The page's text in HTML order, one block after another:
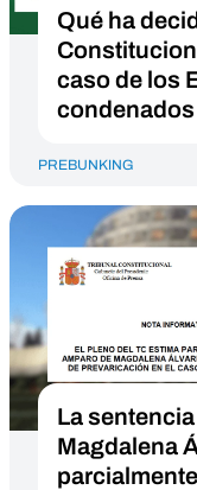
Qué ha
caso de los
PREBUNKING
La
Magdalena